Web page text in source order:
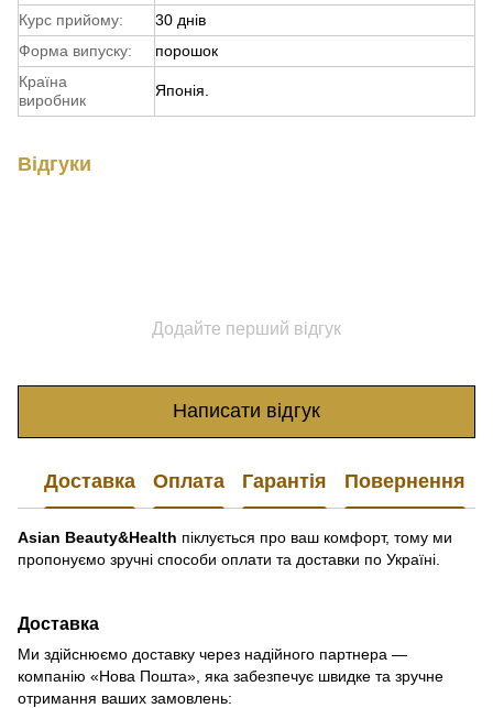
Курс прийому:
30 днів
Форма випуску:
порошок
Країна
виробник
Японія.
Відгуки
Додайте перший відгук
Написати відгук
Доставка Оплата Гарантія Повернення
Asian Beauty&Health піклується про ваш комфорт, тому ми
пропонуємо зручні способи оплати та доставки по Україні.
Доставка
Ми здійснюємо доставку через надійного партнера —
компанію «Нова Пошта», яка забезпечує швидке та зручне
отримання ваших замовлень: